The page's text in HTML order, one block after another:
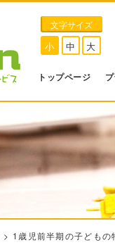
文字サイズ
小 中 大
トップページ
> 1歳児前半期の子どもの